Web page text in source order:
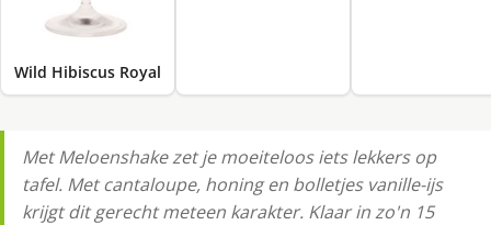
Wild Hibiscus Royal
Met Meloenshake zet je moeiteloos iets lekkers op
tafel. Met cantaloupe, honing en bolletjes vanille-ijs
krijgt dit gerecht meteen karakter. Klaar in zo'n 15